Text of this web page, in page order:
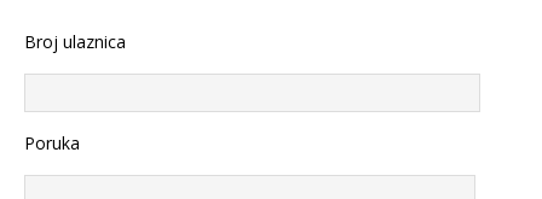
Broj ulaznica
Poruka